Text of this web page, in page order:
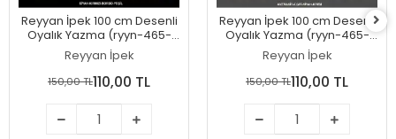
Reyyan İpek 100 cm Desenli
Oyalık Yazma (ryyn-465-
27)
Reyyan İpek
150,00 TL110,00 TL
Reyyan İpek 100 cm Desenli
Oyalık Yazma (ryyn-465-
26)
Reyyan İpek
150,00 TL110,00 TL